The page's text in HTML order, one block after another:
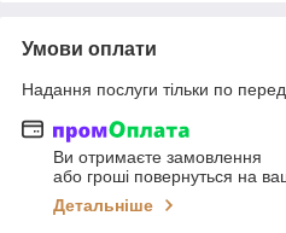
Умови оплати
Надання послуги тільки по
Ви отримаєте замовлення
або гроші повернуться на
Детальніше